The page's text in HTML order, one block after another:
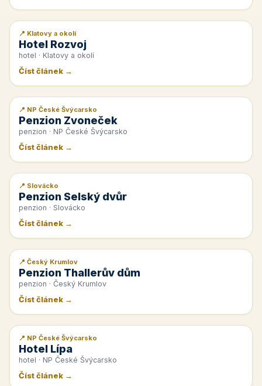
📰 PR článek
📍 Klatovy a okolí
Hotel Rozvoj
hotel · Klatovy a okolí
Číst článek →
📰 PR článek
📍 NP České Švýcarsko
Penzion Zvoneček
penzion · NP České Švýcarsko
Číst článek →
📰 PR článek
📍 Slovácko
Penzion Selský dvůr
penzion · Slovácko
Číst článek →
📰 PR článek
📍 Český Krumlov
Penzion Thallerův dům
penzion · Český Krumlov
Číst článek →
📰 PR článek
📍 NP České Švýcarsko
Hotel Lípa
hotel · NP České Švýcarsko
Číst článek →